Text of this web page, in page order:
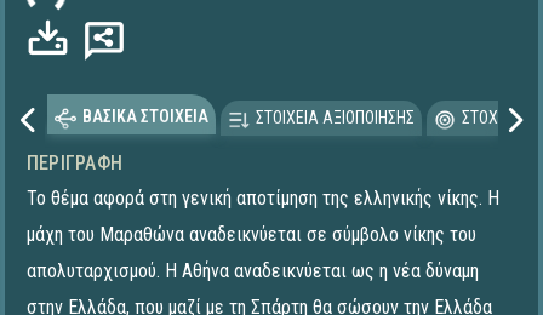
ΒΑΣΙΚΑ ΣΤΟΙΧΕΙΑ ΣΤΟΙΧΕΙΑ ΑΞΙΟΠΟΙΗΣΗΣ
ΠΕΡΙΓΡΑΦΉ
Το θέμα αφορά στη γενική αποτίμηση της ελληνικής νίκης. Η
μάχη του Μαραθώνα αναδεικνύεται σε σύμβολο νίκης του
απολυταρχισμού. Η Αθήνα αναδεικνύεται ως η νέα δύναμη
στην Ελλάδα, που μαζί με τη Σπάρτη θα σώσουν την Ελλάδα